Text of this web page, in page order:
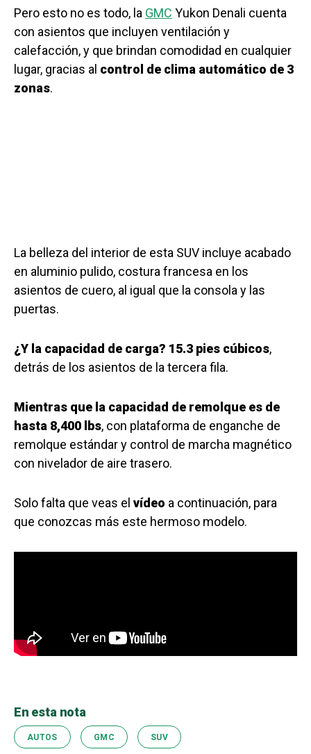
Pero esto no es todo, la GMC Yukon Denali cuenta
con asientos que incluyen ventilación y
calefacción, y que brindan comodidad en cualquier
lugar, gracias al control de clima automático de 3
zonas.
La belleza del interior de esta SUV incluye acabado
en aluminio pulido, costura francesa en los
asientos de cuero, al igual que la consola y las
puertas.
¿Y la capacidad de carga? 15.3 pies cúbicos,
detrás de los asientos de la tercera fila.
Mientras que la capacidad de remolque es de
hasta 8,400 lbs, con plataforma de enganche de
remolque estándar y control de marcha magnético
con nivelador de aire trasero.
Solo falta que veas el vídeo a continuación, para
que conozcas más este hermoso modelo.
En esta nota
AUTOS GMC SUV